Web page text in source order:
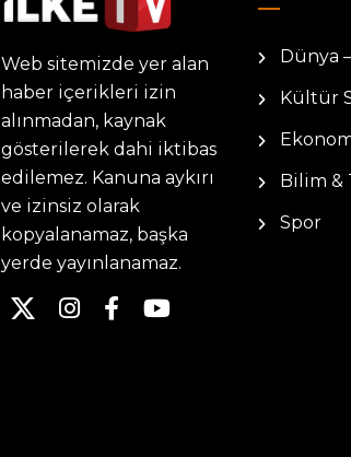
Web sitemizde yer alan
haber içerikleri izin
alınmadan, kaynak
gösterilerek dahi iktibas
edilemez. Kanuna aykırı
ve izinsiz olarak
kopyalanamaz, başka
yerde yayınlanamaz.
Dünya
Kültür
Bilim &
Spor